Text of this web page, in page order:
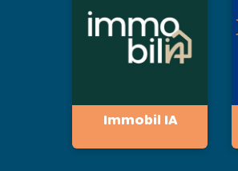
Immobil IA